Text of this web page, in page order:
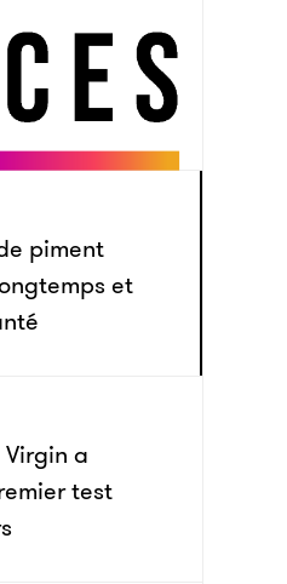
piment
et
Virgin a
test